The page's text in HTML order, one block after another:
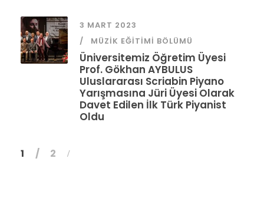
3 MART 2023
MÜZIK EĞITIMI BÖLÜMÜ
Üniversitemiz Öğretim Üyesi
Prof. Gökhan AYBULUS
Uluslararası Scriabin Piyano
Yarışmasına Jüri Üyesi Olarak
Davet Edilen İlk Türk Piyanist
Oldu
1 2